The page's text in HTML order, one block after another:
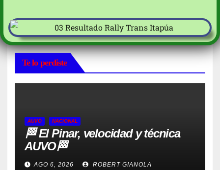
Te lo perdiste
AUVO NACIONAL
🏁 El Pinar, velocidad y técnica
AUVO🏁
AGO 6, 2026 ROBERT GIANOLA